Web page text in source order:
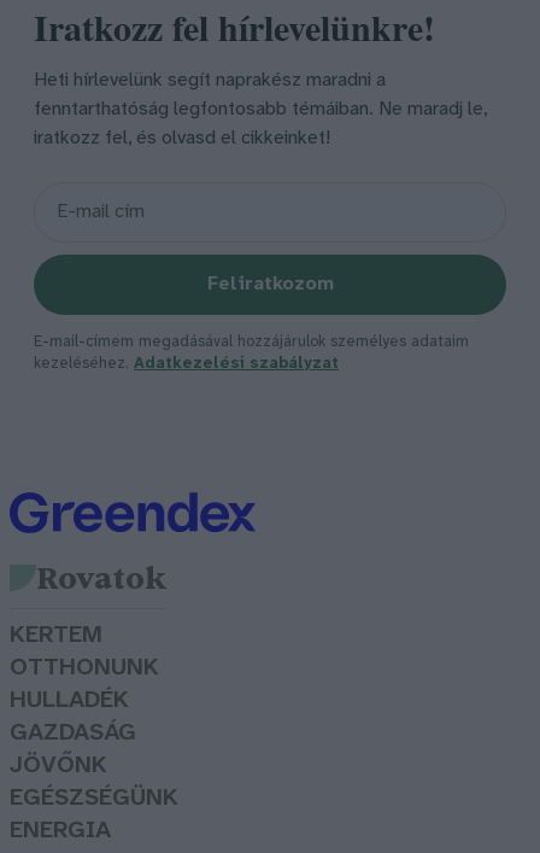
Iratkozz fel hírlevelünkre!
Heti hírlevelünk segít naprakész maradni a
fenntarthatóság legfontosabb témáiban. Ne maradj le,
iratkozz fel, és olvasd el cikkeinket!
Feliratkozom
E-mail-címem megadásával hozzájárulok személyes adataim
kezeléséhez. Adatkezelési szabályzat
Rovatok
KERTEM
OTTHONUNK
HULLADÉK
GAZDASÁG
JÖVŐNK
EGÉSZSÉGÜNK
ENERGIA